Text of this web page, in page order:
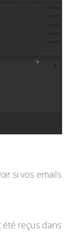
si vos emails
reçus dans